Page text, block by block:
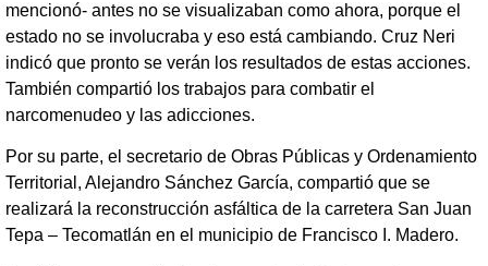
mencionó- antes no se visualizaban como ahora, porque el
estado no se involucraba y eso está cambiando. Cruz Neri
indicó que pronto se verán los resultados de estas acciones.
También compartió los trabajos para combatir el
narcomenudeo y las adicciones.
Por su parte, el secretario de Obras Públicas y Ordenamiento
Territorial, Alejandro Sánchez García, compartió que se
realizará la reconstrucción asfáltica de la carretera San Juan
Tepa – Tecomatlán en el municipio de Francisco I. Madero.